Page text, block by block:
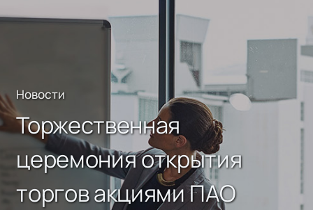
Новости
Торжественная
церемония открытия
торгов акциями ПАО